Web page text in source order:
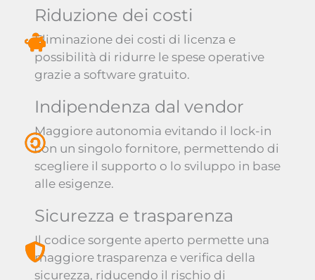
Riduzione dei costi
Eliminazione dei costi di licenza e
possibilità di ridurre le spese operative
grazie a software gratuito.
Indipendenza dal vendor
Maggiore autonomia evitando il lock-in
con un singolo fornitore, permettendo di
scegliere il supporto o lo sviluppo in base
alle esigenze.
Sicurezza e trasparenza
Il codice sorgente aperto permette una
maggiore trasparenza e verifica della
sicurezza, riducendo il rischio di